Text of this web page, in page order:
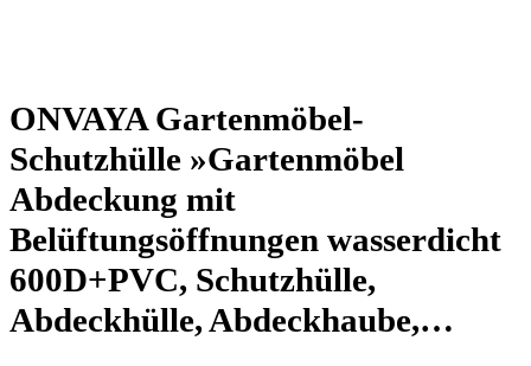
ONVAYA Gartenmöbel-
Schutzhülle »Gartenmöbel
Abdeckung mit
Belüftungsöffnungen wasserdicht
600D+PVC, Schutzhülle,
Abdeckhülle, Abdeckhaube,…